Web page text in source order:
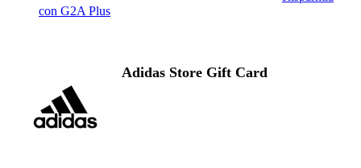
con G2A Plus
Adidas Store Gift Card